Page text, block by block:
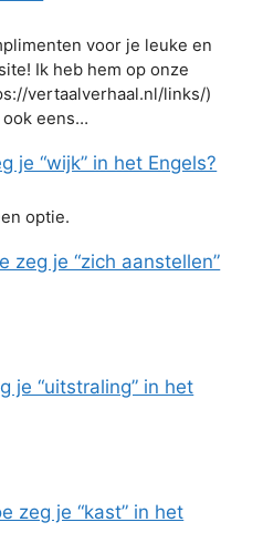
voor je leuke en
Ik heb hem op onze
vertaalverhaal.nl/links/)
ook eens…
je “wijk” in het Engels?
optie.
zeg je “zich aanstellen”
je “uitstraling” in het
zeg je “kast” in het